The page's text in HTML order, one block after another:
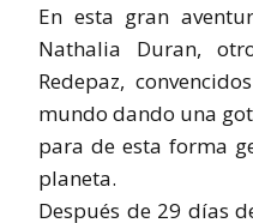
En esta gran
Nathalia Duran,
Redepaz,
mundo dando una
para de esta forma
planeta.
Después de 29 días